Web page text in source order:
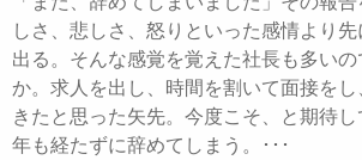
しさ、悲しさ、怒りといった感情より
出る。そんな感覚を覚えた社長も多い
か。求人を出し、時間を割いて面接を
きたと思った矢先。今度こそ、と期待
年も経たずに辞めてしまう。･･･